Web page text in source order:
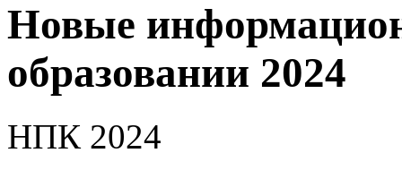
Новые
образовании 2024
НПК 2024